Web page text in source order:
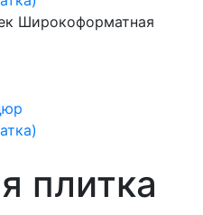
Широкоформатная
плитка